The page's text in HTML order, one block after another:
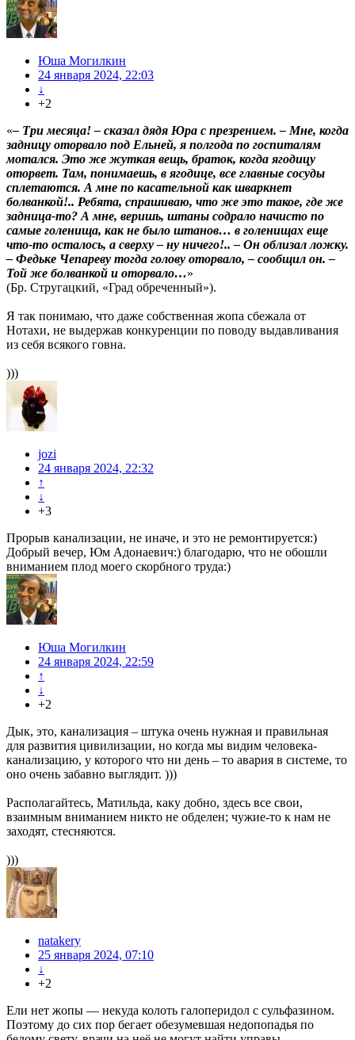
Юша Могилкин
24 января 2024, 22:03
↓
+2
«– Три месяца! – сказал дядя Юра с презрением. – Мне, когда
задницу оторвало под Ельней, я полгода по госпиталям
мотался. Это же жуткая вещь, браток, когда ягодицу
оторвет. Там, понимаешь, в ягодице, все главные сосуды
сплетаются. А мне по касательной как шваркнет
болванкой!.. Ребята, спрашиваю, что же это такое, где же
задница-то? А мне, веришь, штаны содрало начисто по
самые голенища, как не было штанов… в голенищах еще
что-то осталось, а сверху – ну ничего!.. – Он облизал ложку.
– Федьке Чепареву тогда голову оторвало, – сообщил он. –
Той же болванкой и оторвало…»
(Бр. Стругацкий, «Град обреченный»).
Я так понимаю, что даже собственная жопа сбежала от
Нотахи, не выдержав конкуренции по поводу выдавливания
из себя всякого говна.
)))
jozi
24 января 2024, 22:32
↑
↓
+3
Прорыв канализации, не иначе, и это не ремонтируется:)
Добрый вечер, Юм Адонаевич:) благодарю, что не обошли
вниманием плод моего скорбного труда:)
Юша Могилкин
24 января 2024, 22:59
↑
↓
+2
Дык, это, канализация – штука очень нужная и правильная
для развития цивилизации, но когда мы видим человека-
канализацию, у которого что ни день – то авария в системе, то
оно очень забавно выглядит. )))
Располагайтесь, Матильда, каку добно, здесь все свои,
взаимным вниманием никто не обделен; чужие-то к нам не
заходят, стесняются.
)))
natakery
25 января 2024, 07:10
↓
+2
Ели нет жопы — некуда колоть галоперидол с сульфазином.
Поэтому до сих пор бегает обезумевшая недопопадья по